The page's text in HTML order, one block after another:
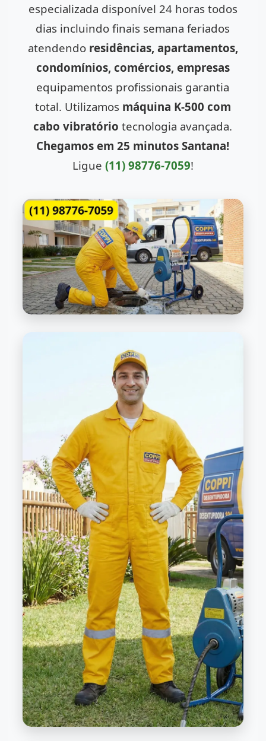
especializada disponível 24 horas todos
dias incluindo finais semana feriados
atendendo residências, apartamentos,
condomínios, comércios, empresas
equipamentos profissionais garantia
total. Utilizamos máquina K-500 com
cabo vibratório tecnologia avançada.
Chegamos em 25 minutos Santana!
Ligue (11) 98776-7059!